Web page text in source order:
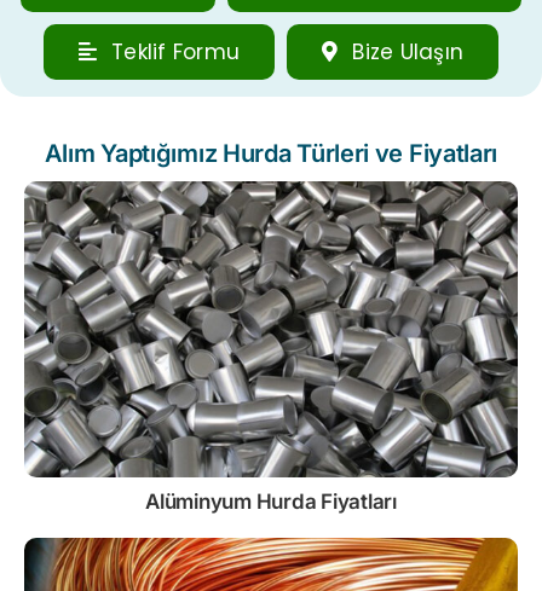
Teklif Formu Bize Ulaşın
Alım Yaptığımız Hurda Türleri ve Fiyatları
Alüminyum Hurda Fiyatları